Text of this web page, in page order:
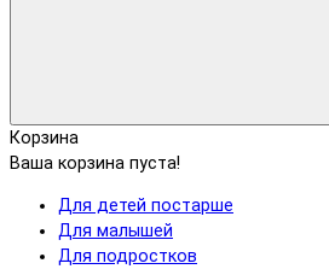
Корзина
Ваша корзина пуста!
Для детей постарше
Для малышей
Для подростков